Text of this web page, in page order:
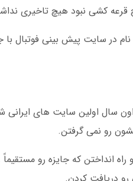
در سایت پیش بینی فوتبال با
با جایزه بدون قرعه کشی به سال 1395 برمی گرده اون سال
رو نمی گرفتن.
راه انداختن که جایزه رو